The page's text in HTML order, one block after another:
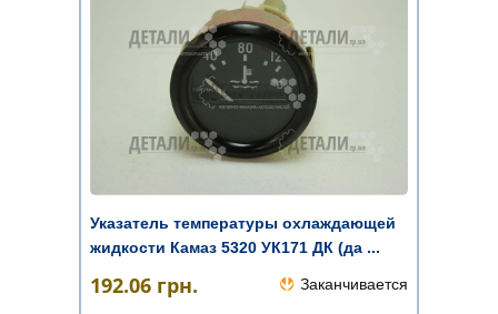
Указатель температуры охлаждающей
жидкости Камаз 5320 УК171 ДК (да ...
192.06 грн. Заканчивается